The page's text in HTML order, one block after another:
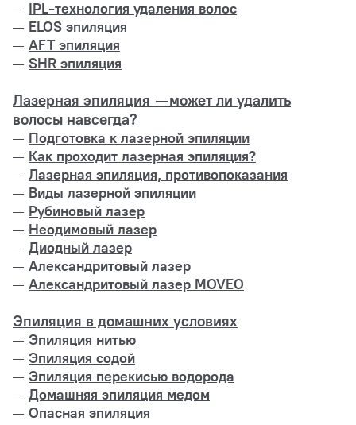
IPL-технология удаления волос
ELOS эпиляция
AFT эпиляция
SHR эпиляция
Лазерная эпиляция — может ли удалить
волосы навсегда?
Подготовка к лазерной эпиляции
Как проходит лазерная эпиляция?
Лазерная эпиляция, противопоказания
Виды лазерной эпиляции
Рубиновый лазер
Неодимовый лазер
Диодный лазер
Александритовый лазер
Александритовый лазер MOVEO
Эпиляция в домашних условиях
Эпиляция нитью
Эпиляция содой
Эпиляция перекисью водорода
Домашняя эпиляция медом
Опасная эпиляция